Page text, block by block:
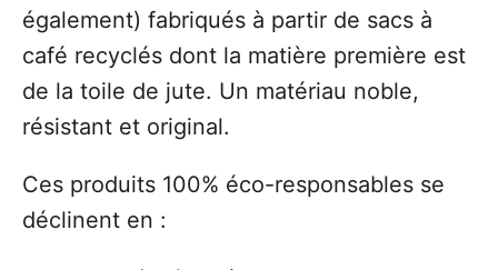
également) fabriqués à partir de sacs à
café recyclés dont la matière première est
de la toile de jute. Un matériau noble,
résistant et original.
Ces produits 100% éco-responsables se
déclinent en :